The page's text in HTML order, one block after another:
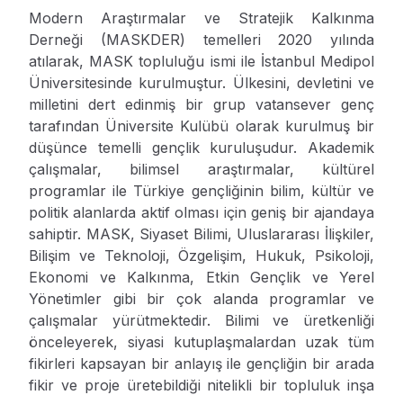
Modern Araştırmalar ve Stratejik Kalkınma
Derneği (MASKDER) temelleri 2020 yılında
atılarak, MASK topluluğu ismi ile İstanbul Medipol
Üniversitesinde kurulmuştur. Ülkesini, devletini ve
milletini dert edinmiş bir grup vatansever genç
tarafından Üniversite Kulübü olarak kurulmuş bir
düşünce temelli gençlik kuruluşudur. Akademik
çalışmalar, bilimsel araştırmalar, kültürel
programlar ile Türkiye gençliğinin bilim, kültür ve
politik alanlarda aktif olması için geniş bir ajandaya
sahiptir. MASK, Siyaset Bilimi, Uluslararası İlişkiler,
Bilişim ve Teknoloji, Özgelişim, Hukuk, Psikoloji,
Ekonomi ve Kalkınma, Etkin Gençlik ve Yerel
Yönetimler gibi bir çok alanda programlar ve
çalışmalar yürütmektedir. Bilimi ve üretkenliği
önceleyerek, siyasi kutuplaşmalardan uzak tüm
fikirleri kapsayan bir anlayış ile gençliğin bir arada
fikir ve proje üretebildiği nitelikli bir topluluk inşa